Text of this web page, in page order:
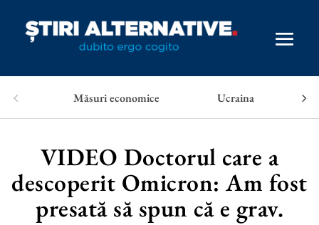
Măsuri economice Ucraina
VIDEO Doctorul care a
descoperit Omicron: Am fost
presată să spun că e grav.